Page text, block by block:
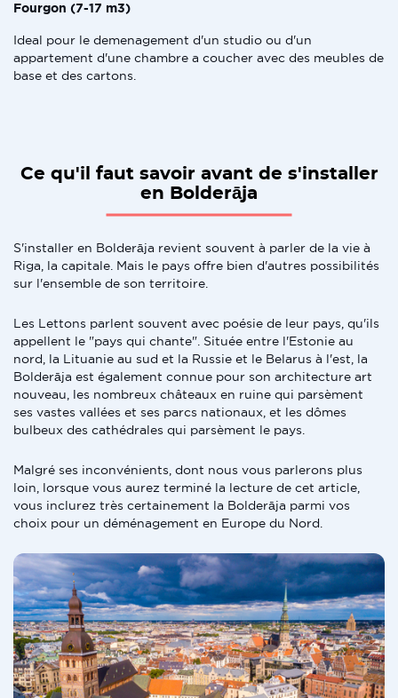
Fourgon (7-17 m3)
Ideal pour le demenagement d'un studio ou d'un
appartement d'une chambre a coucher avec des meubles de
base et des cartons.
Ce qu'il faut savoir avant de s'installer
en Bolderāja
S'installer en Bolderāja revient souvent à parler de la vie à
Riga, la capitale. Mais le pays offre bien d'autres possibilités
sur l'ensemble de son territoire.
Les Lettons parlent souvent avec poésie de leur pays, qu'ils
appellent le "pays qui chante". Située entre l'Estonie au
nord, la Lituanie au sud et la Russie et le Belarus à l'est, la
Bolderāja est également connue pour son architecture art
nouveau, les nombreux châteaux en ruine qui parsèment
ses vastes vallées et ses parcs nationaux, et les dômes
bulbeux des cathédrales qui parsèment le pays.
Malgré ses inconvénients, dont nous vous parlerons plus
loin, lorsque vous aurez terminé la lecture de cet article,
vous inclurez très certainement la Bolderāja parmi vos
choix pour un déménagement en Europe du Nord.